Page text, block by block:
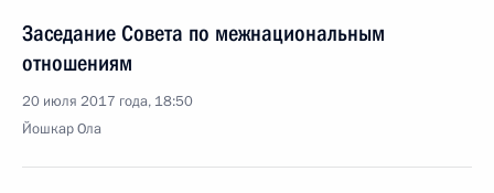
Заседание Совета по межнациональным
отношениям
20 июля 2017 года, 18:50
Йошкар Ола